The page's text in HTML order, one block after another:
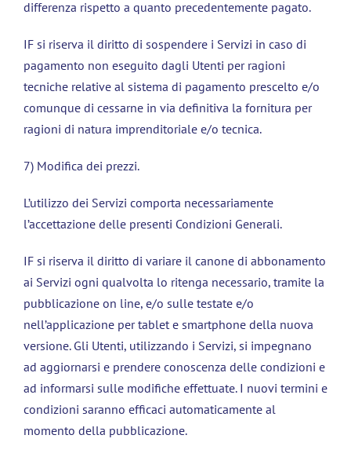
differenza rispetto a quanto precedentemente pagato.
IF si riserva il diritto di sospendere i Servizi in caso di
pagamento non eseguito dagli Utenti per ragioni
tecniche relative al sistema di pagamento prescelto e/o
comunque di cessarne in via definitiva la fornitura per
ragioni di natura imprenditoriale e/o tecnica.
7) Modifica dei prezzi.
L’utilizzo dei Servizi comporta necessariamente
l’accettazione delle presenti Condizioni Generali.
IF si riserva il diritto di variare il canone di abbonamento
ai Servizi ogni qualvolta lo ritenga necessario, tramite la
pubblicazione on line, e/o sulle testate e/o
nell’applicazione per tablet e smartphone della nuova
versione. Gli Utenti, utilizzando i Servizi, si impegnano
ad aggiornarsi e prendere conoscenza delle condizioni e
ad informarsi sulle modifiche effettuate. I nuovi termini e
condizioni saranno efficaci automaticamente al
momento della pubblicazione.